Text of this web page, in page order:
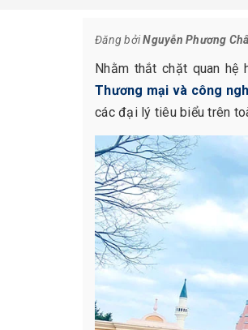
Đăng bởiNguyễn Phương
Nhằm thắt chặt quan
Thương mại và công
các đại lý tiêu biểu trên